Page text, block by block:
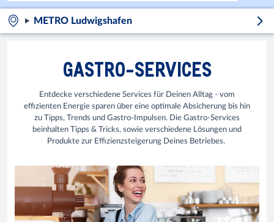
METRO Ludwigshafen
GASTRO-SERVICES
Entdecke verschiedene Services für Deinen Alltag - vom
effizienten Energie sparen über eine optimale Absicherung bis hin
zu Tipps, Trends und Gastro-Impulsen. Die Gastro-Services
beinhalten Tipps & Tricks, sowie verschiedene Lösungen und
Produkte zur Effizienzsteigerung Deines Betriebes.